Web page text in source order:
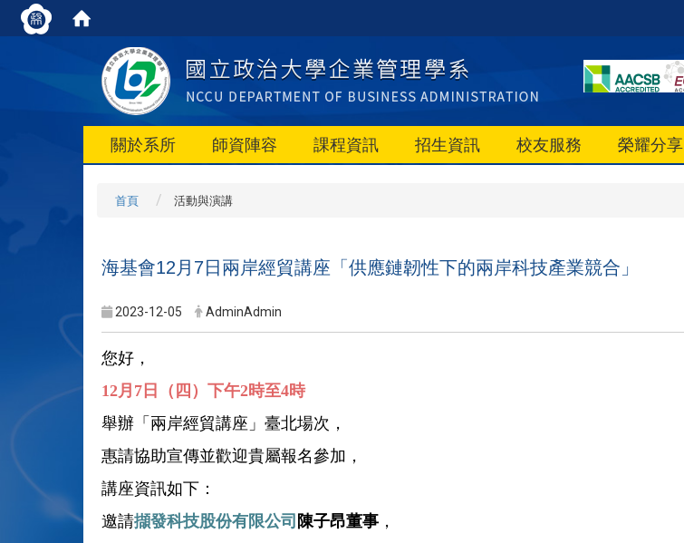
關於系所 師資陣容 課程資訊 招生資訊 校友服務 榮耀分享
首頁 活動與演講
海基會12月7日兩岸經貿講座「供應鏈韌性下的兩岸科技產業競合」
2023-12-05 AdminAdmin
您好，
12月7日（四）下午2時至4時
舉辦 「兩岸經貿講座」臺北場次 ，
惠請協助宣傳並歡迎貴屬報名參加，
講座資訊如下：
邀請擷發科技股份有限公司 陳子昂董事 ，